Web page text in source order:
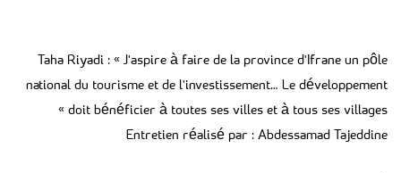
Taha Riyadi : « J'aspire à faire de la province d'Ifrane un pôle
national du tourisme et de l'investissement… Le développement
doit bénéficier à toutes ses villes et à tous ses villages »
Entretien réalisé par : Abdessamad Tajeddine